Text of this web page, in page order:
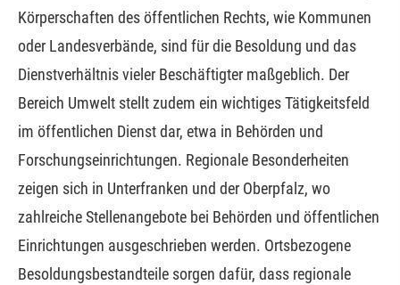
Körperschaften des öffentlichen Rechts, wie Kommunen
oder Landesverbände, sind für die Besoldung und das
Dienstverhältnis vieler Beschäftigter maßgeblich. Der
Bereich Umwelt stellt zudem ein wichtiges Tätigkeitsfeld
im öffentlichen Dienst dar, etwa in Behörden und
Forschungseinrichtungen. Regionale Besonderheiten
zeigen sich in Unterfranken und der Oberpfalz, wo
zahlreiche Stellenangebote bei Behörden und öffentlichen
Einrichtungen ausgeschrieben werden. Ortsbezogene
Besoldungsbestandteile sorgen dafür, dass regionale